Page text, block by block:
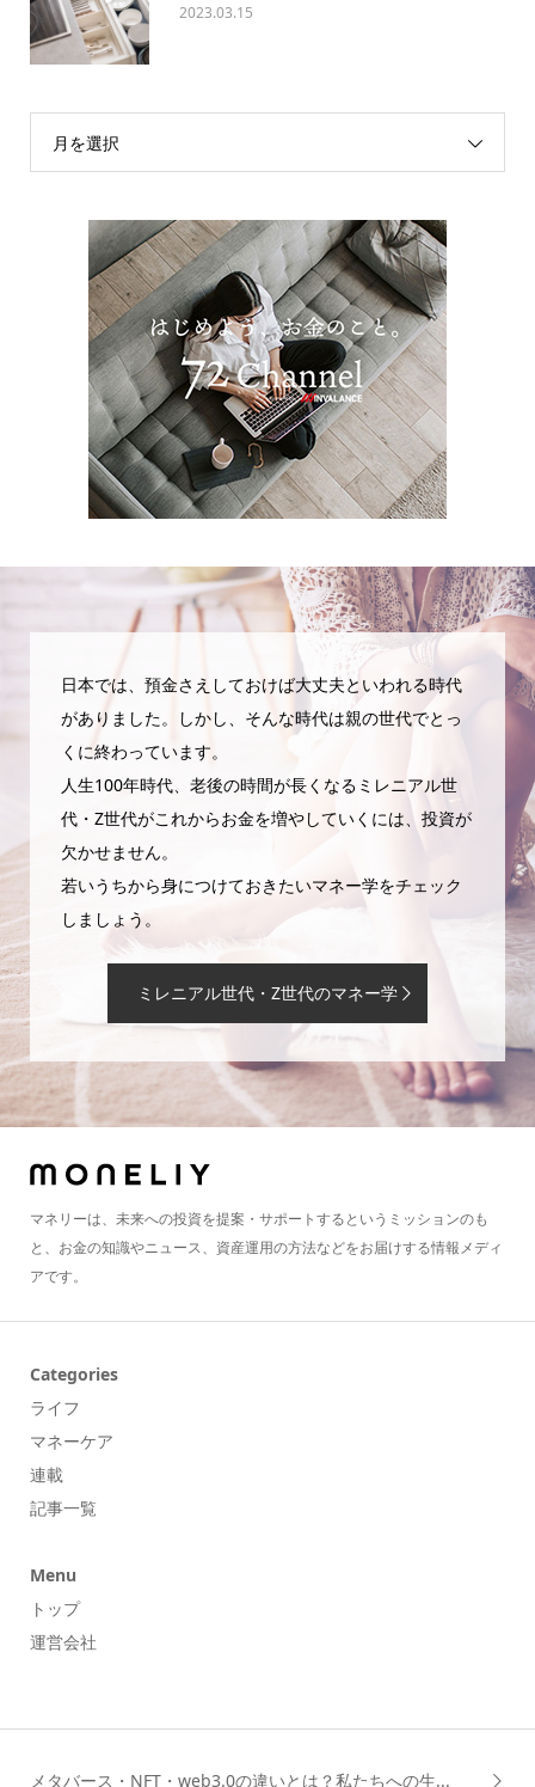
2023.03.15
月を選択
日本では、預金さえしておけば大丈夫といわれる時代
がありました。しかし、そんな時代は親の世代でとっ
くに終わっています。
人生100年時代、老後の時間が長くなるミレニアル世
代・Z世代がこれからお金を増やしていくには、投資が
欠かせません。
若いうちから身につけておきたいマネー学をチェック
しましょう。
ミレニアル世代・Z世代のマネー学
マネリーは、未来への投資を提案・サポートするというミッションのも
と、お金の知識やニュース、資産運用の方法などをお届けする情報メディ
アです。
Categories
ライフ
マネーケア
連載
記事一覧
Menu
トップ
運営会社
メタバース・NFT・web3.0の違いとは？私たちへの生...